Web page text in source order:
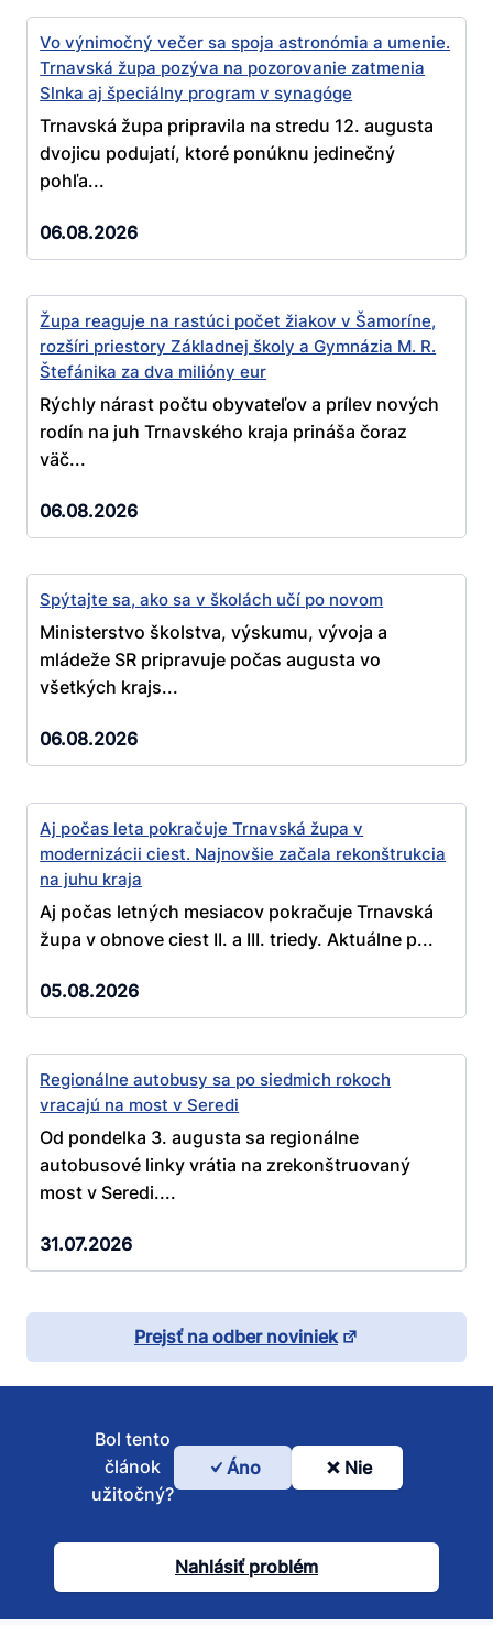
Vo výnimočný večer sa spoja astronómia a umenie.
Trnavská župa pozýva na pozorovanie zatmenia
Slnka aj špeciálny program v synagóge
Trnavská župa pripravila na stredu 12. augusta
dvojicu podujatí, ktoré ponúknu jedinečný
pohľa...
06.08.2026
Župa reaguje na rastúci počet žiakov v Šamoríne,
rozšíri priestory Základnej školy a Gymnázia M. R.
Štefánika za dva milióny eur
Rýchly nárast počtu obyvateľov a prílev nových
rodín na juh Trnavského kraja prináša čoraz
väč...
06.08.2026
Spýtajte sa, ako sa v školách učí po novom
Ministerstvo školstva, výskumu, vývoja a
mládeže SR pripravuje počas augusta vo
všetkých krajs...
06.08.2026
Aj počas leta pokračuje Trnavská župa v
modernizácii ciest. Najnovšie začala rekonštrukcia
na juhu kraja
Aj počas letných mesiacov pokračuje Trnavská
župa v obnove ciest II. a III. triedy. Aktuálne p...
05.08.2026
Regionálne autobusy sa po siedmich rokoch
vracajú na most v Seredi
Od pondelka 3. augusta sa regionálne
autobusové linky vrátia na zrekonštruovaný
most v Seredi....
31.07.2026
Prejsť na odber noviniek
Bol
článok
užitočný?
Bol tento
článok
užitočný?
Áno Nie
Nahlásiť problém